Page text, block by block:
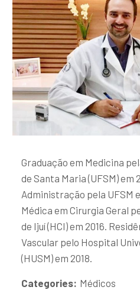
Graduação em Medicina
de Santa Maria (UFSM) em
Administração pela UFSM
Médica em Cirurgia Geral
de Ijuí (HCI) em 2016.
Vascular pelo Hospital
(HUSM) em 2018.
Categories: Médicos